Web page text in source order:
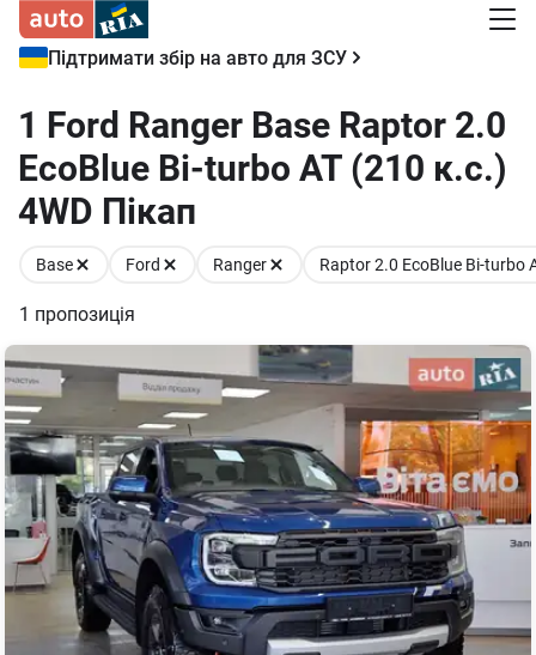
Підтримати збір на авто для ЗСУ
1 Ford Ranger Base Raptor 2.0
EcoBlue Bi-turbo АТ (210 к.с.)
4WD Пікап
Base Ford Ranger Raptor 2.0 EcoBlue Bi-turbo
1 пропозиція